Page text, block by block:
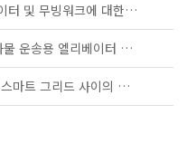
KS B ISO/TS 25740-1 - 에스컬레이터 및 무빙워크에 대한 안전요건 — 제1부: 세계공통 필수 안전요건(GESRs)
KS B ISO/TS 8100-21 - 승객 및 화물 운송용 엘리베이터 —제21부: 세계공통 필수안전요건(GESRs)을 충족하는 세계공통 안전 파라미터(GSPs)
KS C IEC TS 62872 - 산업 시설과 스마트 그리드 사이의 산업 공정 측정, 제어 및 자동화 시스템 인터페이스